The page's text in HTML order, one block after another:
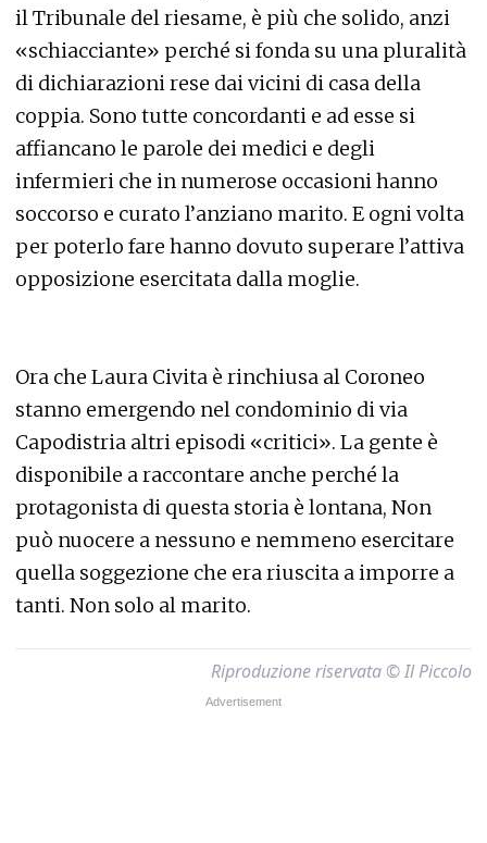
il Tribunale del riesame, è più che solido, anzi
«schiacciante» perché si fonda su una pluralità
di dichiarazioni rese dai vicini di casa della
coppia. Sono tutte concordanti e ad esse si
affiancano le parole dei medici e degli
infermieri che in numerose occasioni hanno
soccorso e curato l’anziano marito. E ogni volta
per poterlo fare hanno dovuto superare l’attiva
opposizione esercitata dalla moglie.
Ora che Laura Civita è rinchiusa al Coroneo
stanno emergendo nel condominio di via
Capodistria altri episodi «critici». La gente è
disponibile a raccontare anche perché la
protagonista di questa storia è lontana, Non
può nuocere a nessuno e nemmeno esercitare
quella soggezione che era riuscita a imporre a
tanti. Non solo al marito.
Riproduzione riservata © Il Piccolo